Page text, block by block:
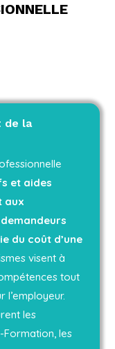
de la
et aides
aux
du coût d’une
visent à
tout
l’employeur.
les
Formation, les